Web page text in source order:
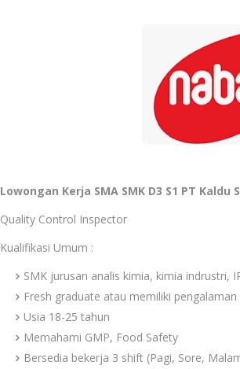
Lowongan Kerja SMA SMK D3 S1 PT
Quality Control Inspector
Kualifikasi Umum :
SMK jurusan analis kimia, kimia indrustri,
Fresh graduate atau memiliki pengalaman
Usia 18-25 tahun
Memahami GMP, Food Safety
Bersedia bekerja 3 shift (Pagi, Sore,